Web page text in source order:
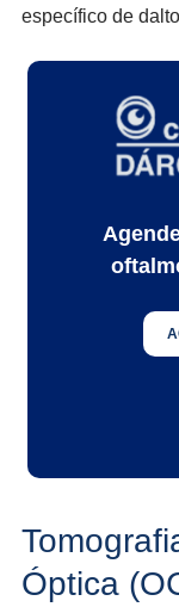
específico de
Óptica